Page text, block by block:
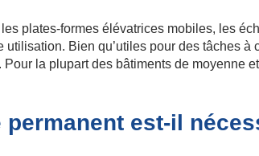
plates-formes élévatrices mobiles, les
Bien qu’utiles pour des tâches
la plupart des bâtiments de moyenne
permanent est-il